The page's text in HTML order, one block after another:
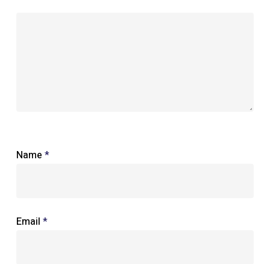
Name *
Email *